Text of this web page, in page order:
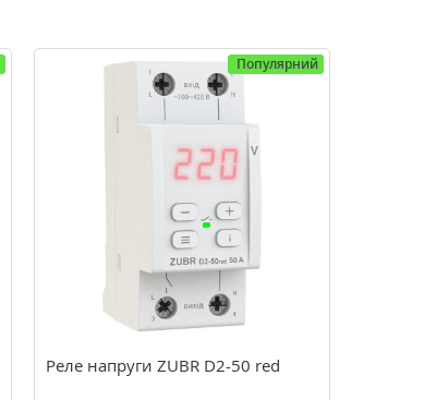
Популярний
Реле напруги ZUBR D2-50 red